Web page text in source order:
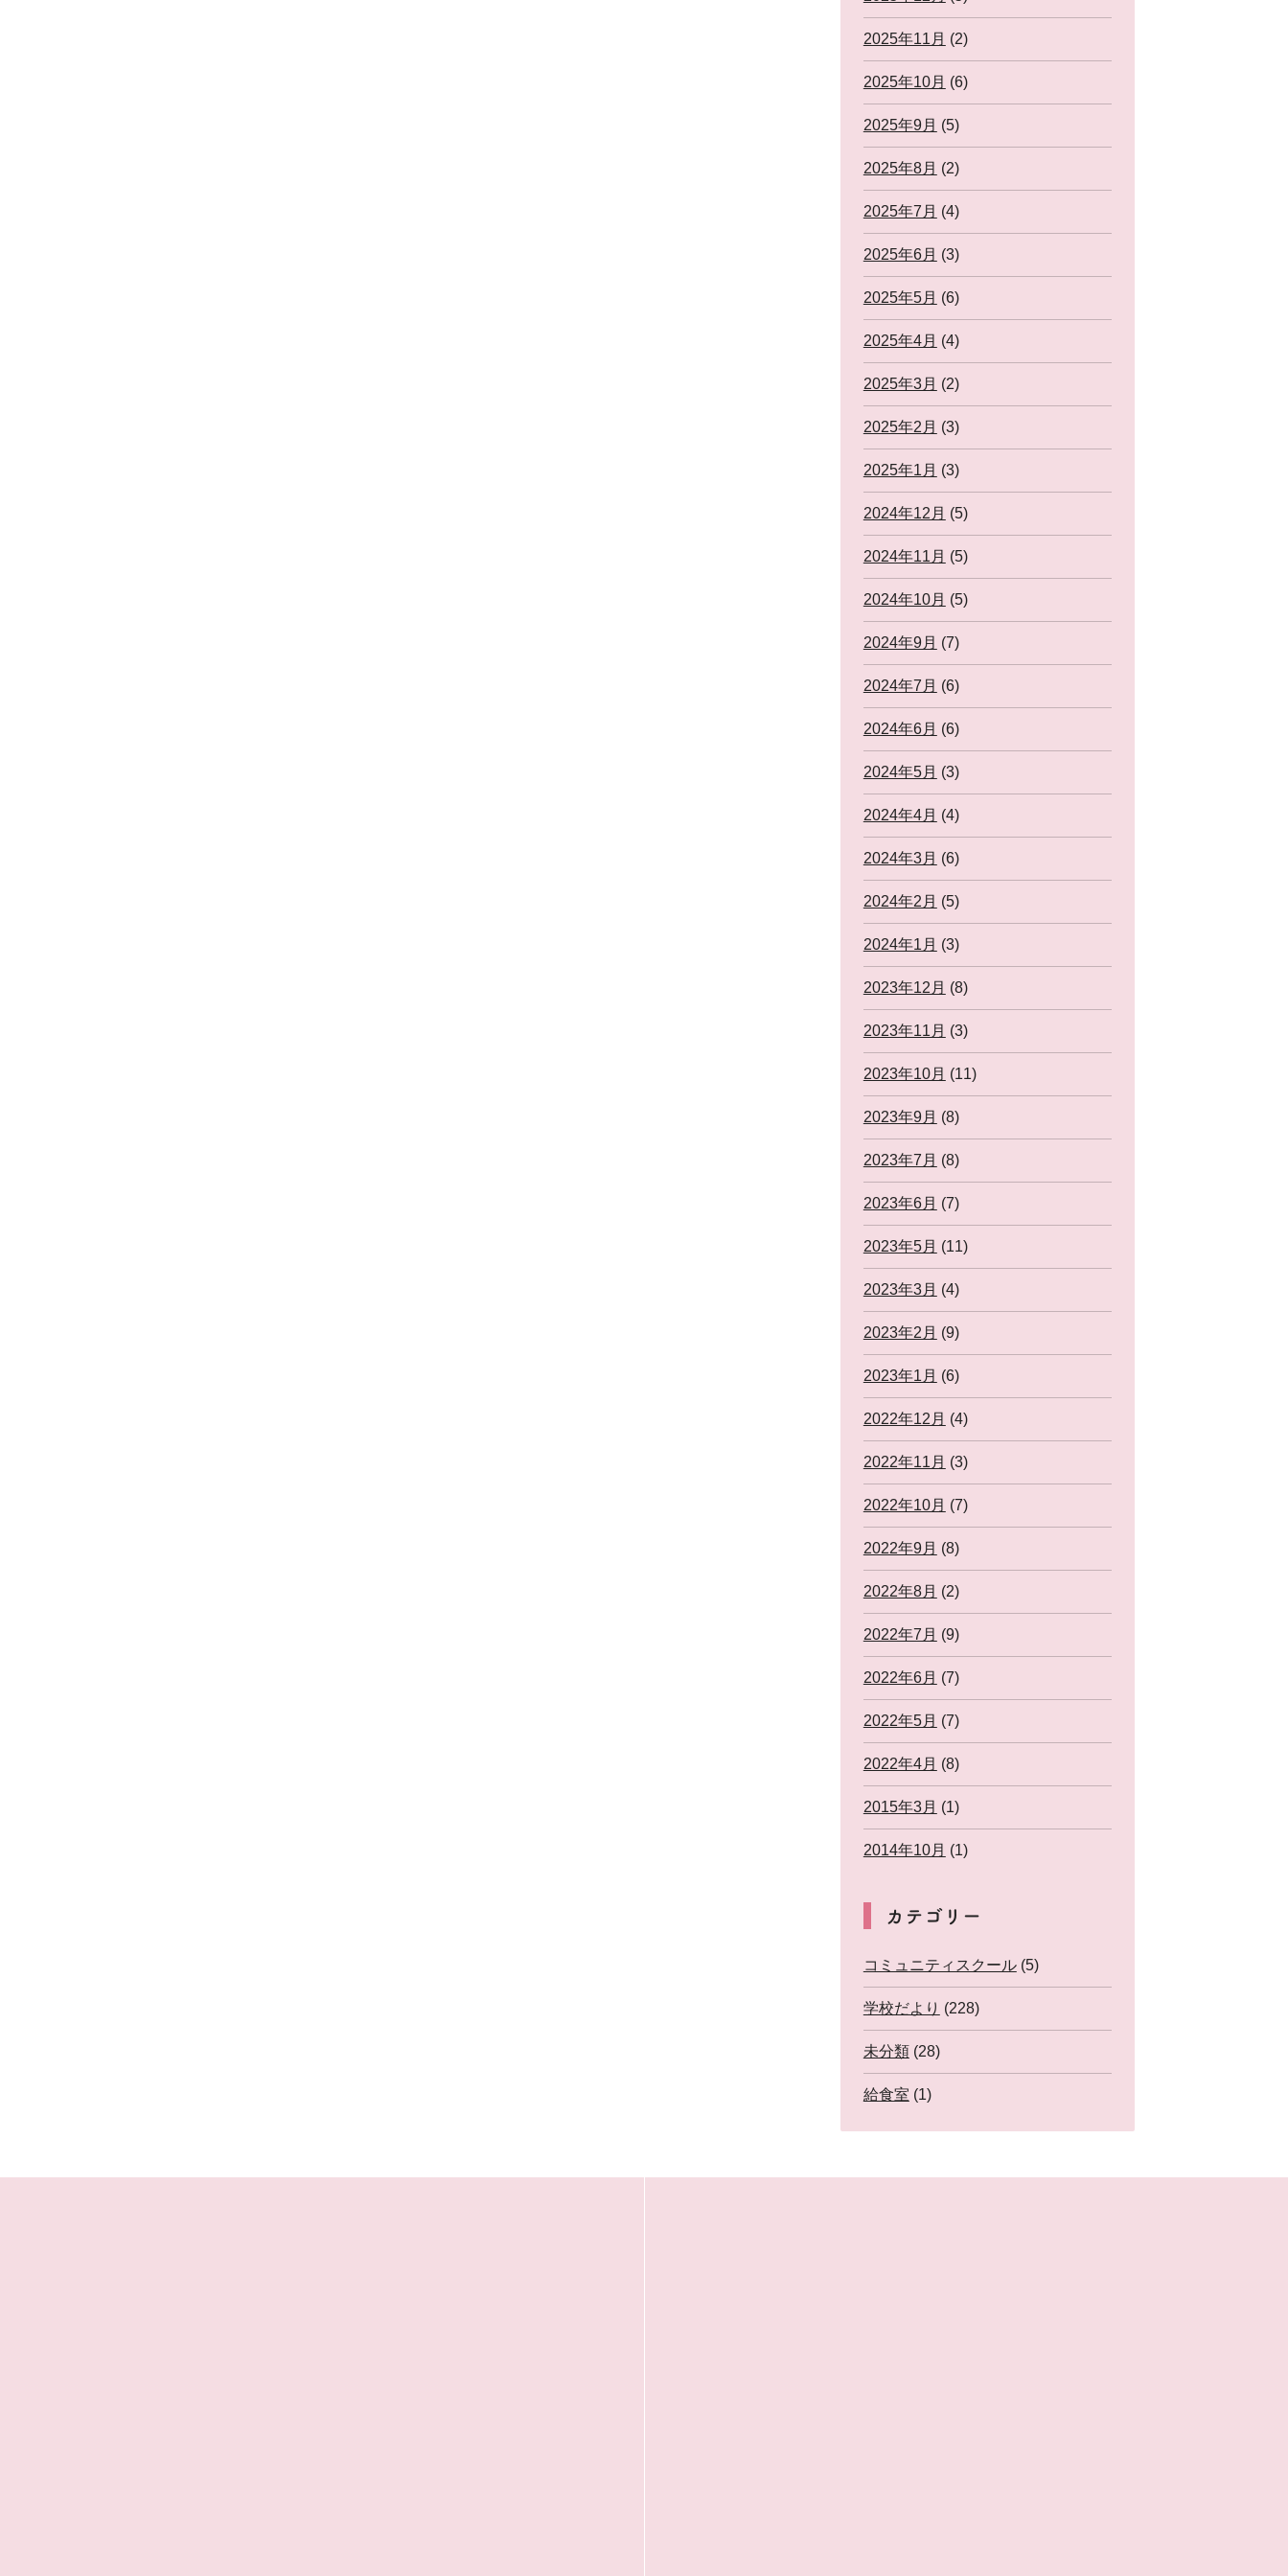
2025年11月 (2)
2025年10月 (6)
2025年9月 (5)
2025年8月 (2)
2025年7月 (4)
2025年6月 (3)
2025年5月 (6)
2025年4月 (4)
2025年3月 (2)
2025年2月 (3)
2025年1月 (3)
2024年12月 (5)
2024年11月 (5)
2024年10月 (5)
2024年9月 (7)
2024年7月 (6)
2024年6月 (6)
2024年5月 (3)
2024年4月 (4)
2024年3月 (6)
2024年2月 (5)
2024年1月 (3)
2023年12月 (8)
2023年11月 (3)
2023年10月 (11)
2023年9月 (8)
2023年7月 (8)
2023年6月 (7)
2023年5月 (11)
2023年3月 (4)
2023年2月 (9)
2023年1月 (6)
2022年12月 (4)
2022年11月 (3)
2022年10月 (7)
2022年9月 (8)
2022年8月 (2)
2022年7月 (9)
2022年6月 (7)
2022年5月 (7)
2022年4月 (8)
2015年3月 (1)
2014年10月 (1)
カテゴリー
コミュニティスクール(5)
学校だより (228)
未分類(28)
給食室 (1)